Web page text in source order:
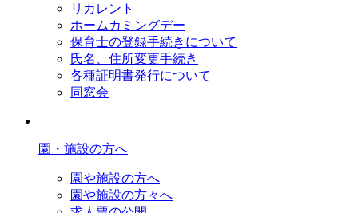
リカレント
ホームカミングデー
保育士の登録手続きについて
氏名、住所変更手続き
各種証明書発行について
同窓会
園・施設の方へ
園や施設の方へ
園や施設の方々へ